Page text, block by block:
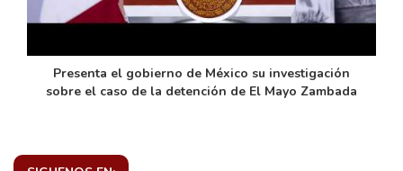
Presenta el gobierno de México su investigación
sobre el caso de la detención de El Mayo Zambada